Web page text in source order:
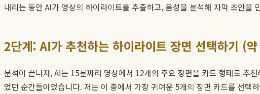
내리는 동안 AI가 영상의 하이라이트를 추출하고, 음성을 분석해 자막 초안을
2단계: AI가 추천하는 하이라이트 장면 선택하기 (
분석이 끝나자, AI는 15분짜리 영상에서 12개의 주요 장면을 카드 형태로 추
었던 순간들이었습니다. 저는 이 중에서 가장 귀여운 5개의 장면 카드를 선택